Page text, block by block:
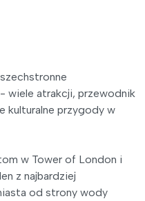
wiele atrakcji, przewodnik
kulturalne przygody w
w Tower of London i
z najbardziej
od strony wody